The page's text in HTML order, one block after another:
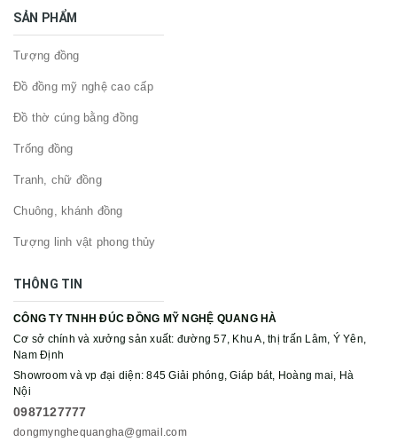
SẢN PHẨM
Tượng đồng
Đồ đồng mỹ nghệ cao cấp
Đồ thờ cúng bằng đồng
Trống đồng
Tranh, chữ đồng
Chuông, khánh đồng
Tượng linh vật phong thủy
THÔNG TIN
CÔNG TY TNHH ĐÚC ĐỒNG MỸ NGHỆ QUANG HÀ
Cơ sở chính và xưởng sản xuất: đường 57, Khu A, thị trấn Lâm, Ý Yên,
Nam Định
Showroom và vp đại diện: 845 Giải phóng, Giáp bát, Hoàng mai, Hà
Nội
0987127777
dongmynghequangha@gmail.com